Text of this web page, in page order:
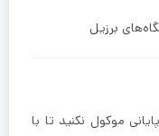
برزیل
موکول نکنید تا با